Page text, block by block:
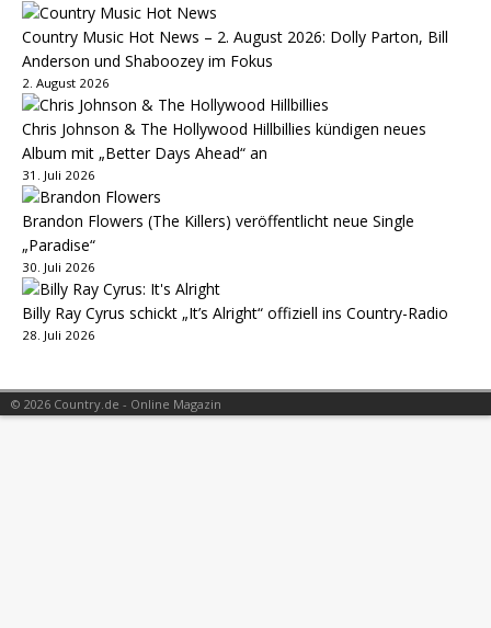
Country Music Hot News – 2. August 2026: Dolly Parton, Bill
Anderson und Shaboozey im Fokus
2. August 2026
Chris Johnson & The Hollywood Hillbillies kündigen neues
Album mit „Better Days Ahead“ an
31. Juli 2026
Brandon Flowers (The Killers) veröffentlicht neue Single
„Paradise“
30. Juli 2026
Billy Ray Cyrus schickt „It’s Alright“ offiziell ins Country-Radio
28. Juli 2026
© 2026 Country.de - Online Magazin